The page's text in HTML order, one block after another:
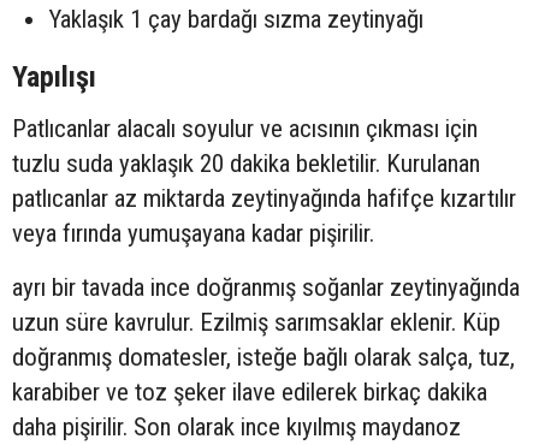
Yaklaşık 1 çay bardağı sızma zeytinyağı
Yapılışı
Patlıcanlar alacalı soyulur ve acısının çıkması için
tuzlu suda yaklaşık 20 dakika bekletilir. Kurulanan
patlıcanlar az miktarda zeytinyağında hafifçe kızartılır
veya fırında yumuşayana kadar pişirilir.
ayrı bir tavada ince doğranmış soğanlar zeytinyağında
uzun süre kavrulur. Ezilmiş sarımsaklar eklenir. Küp
doğranmış domatesler, isteğe bağlı olarak salça, tuz,
karabiber ve toz şeker ilave edilerek birkaç dakika
daha pişirilir. Son olarak ince kıyılmış maydanoz